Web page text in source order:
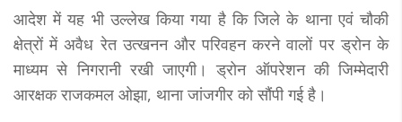
आदेश में यह भी उल्लेख किया गया है कि जिले के थाना एवं चौकी
क्षेत्रों में अवैध रेत उत्खनन और परिवहन करने वालों पर ड्रोन के
माध्यम से निगरानी रखी जाएगी। ड्रोन ऑपरेशन की जिम्मेदारी
आरक्षक राजकमल ओझा, थाना जांजगीर को सौंपी गई है।